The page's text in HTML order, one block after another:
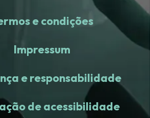
e condições
Impressum
e responsabilidade
de acessibilidade